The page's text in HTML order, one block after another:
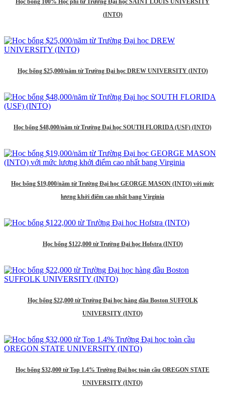
Học bổng 100% Học phí từ Trường Đại học SAINT LOUIS UNIVERSITY
(INTO)
Học bổng $25,000/năm từ Trường Đại học DREW UNIVERSITY (INTO)
Học bổng $48,000/năm từ Trường Đại học SOUTH FLORIDA (USF) (INTO)
Học bổng $19,000/năm từ Trường Đại học GEORGE MASON (INTO) với mức
lương khởi điểm cao nhất bang Virginia
Học bổng $122,000 từ Trường Đại học Hofstra (INTO)
Học bổng $22,000 từ Trường Đại học hàng đầu Boston SUFFOLK
UNIVERSITY (INTO)
Học bổng $32,000 từ Top 1.4% Trường Đại học toàn cầu OREGON STATE
UNIVERSITY (INTO)